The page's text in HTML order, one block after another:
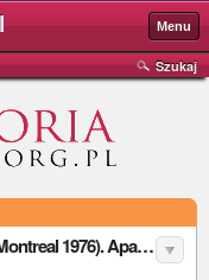
Menu
Szukaj
XXI Letnie Igrzyska Olimpijskie (Montreal 1976). Apartheid kontra Igrzyska Olimpijskie - o tym, jak podziały rasowe i polityka wpłynęły na sportową rywalizację